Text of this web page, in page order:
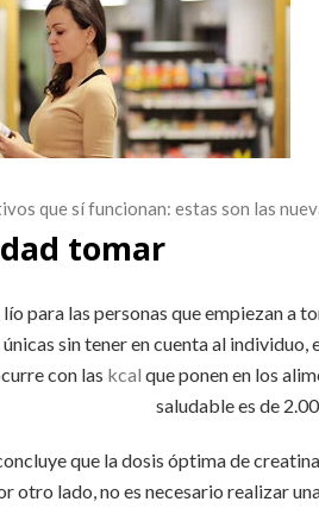
que sí funcionan: estas son las
tomar
lío para las personas que empiezan a
sin tener en cuenta al individuo,
con las kcal que ponen en los
saludable es de
que la dosis óptima de creatina
otro lado, no es necesario realizar